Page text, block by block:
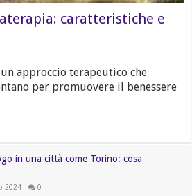
caratteristiche e
approccio terapeutico che
per promuovere il benessere
in una città come Torino: cosa
2024 0